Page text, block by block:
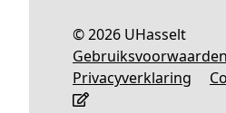
© 2026 UHasselt
Gebruiksvoorwaarden
Privacyverklaring